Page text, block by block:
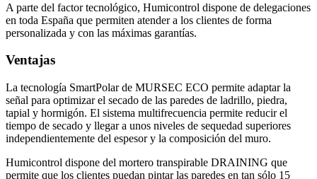
A parte del factor tecnológico, Humicontrol dispone de delegaciones
en toda España que permiten atender a los clientes de forma
personalizada y con las máximas garantías.
Ventajas
La tecnología SmartPolar de MURSEC ECO permite adaptar la
señal para optimizar el secado de las paredes de ladrillo, piedra,
tapial y hormigón. El sistema multifrecuencia permite reducir el
tiempo de secado y llegar a unos niveles de sequedad superiores
independientemente del espesor y la composición del muro.
Humicontrol dispone del mortero transpirable DRAINING que
permite que los clientes puedan pintar las paredes en tan sólo 15